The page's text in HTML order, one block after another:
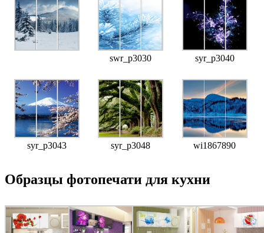
swr_p3030 syr_p3040
syr_p3043 syr_p3048 wi1867890
Образцы фотопечати для кухни